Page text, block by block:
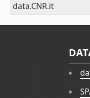
data.CNR.it